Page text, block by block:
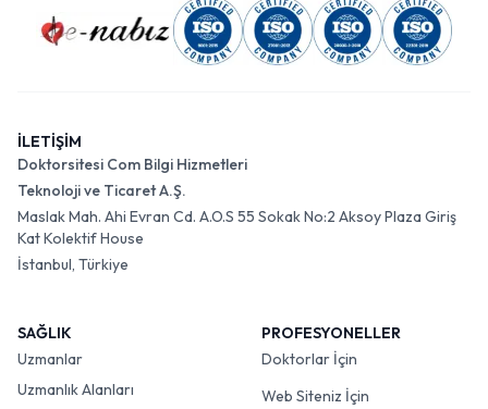
İLETİŞİM
Doktorsitesi Com Bilgi Hizmetleri
Teknoloji ve Ticaret A.Ş.
Maslak Mah. Ahi Evran Cd. A.O.S 55 Sokak No:2 Aksoy Plaza Giriş
Kat Kolektif House
İstanbul, Türkiye
SAĞLIK
Uzmanlar
Uzmanlık Alanları
PROFESYONELLER
Doktorlar İçin
Web Siteniz İçin